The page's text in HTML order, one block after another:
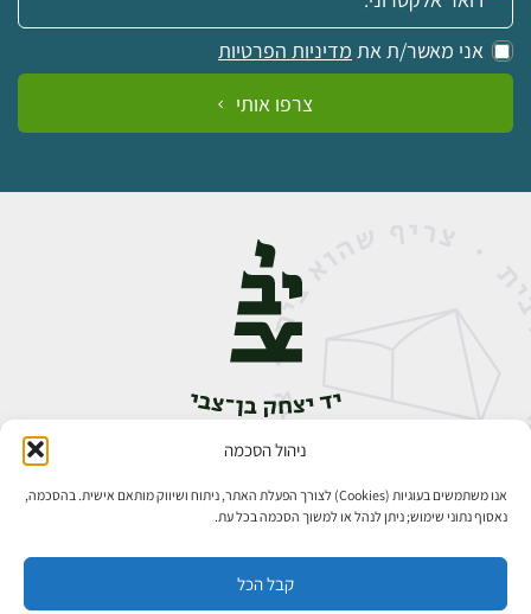
ניהול הסכמה
אנו משתמשים בעוגיות (Cookies) לצורך הפעלת האתר, ניתוח ושיווק מותאם אישית. בהסכמה,
נאסוף נתוני שימוש; ניתן לנהל או למשוך הסכמה בכל עת.
קבל הכל
אני מאשר/ת את מדיניות הפרטיות
צרפו אותי
אבן גבירול 14, רחביה, ירושלים